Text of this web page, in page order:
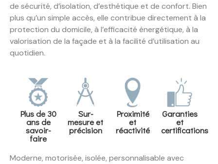
de sécurité, d’isolation, d’esthétique et de confort. Bien
plus qu’un simple accès, elle contribue directement à la
protection du domicile, à l’efficacité énergétique, à la
valorisation de la façade et à la facilité d’utilisation au
quotidien.
Plus de 30
ans de
savoir-
faire
Sur-
mesure et
précision
Proximité
et
réactivité
Garanties
et
certifications
Moderne, motorisée, isolée, personnalisable avec